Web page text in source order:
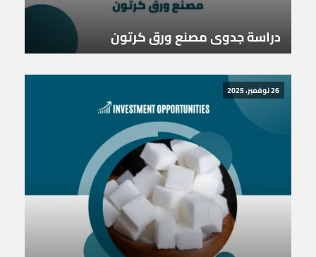
دراسة جدوى مصنع ورق كرتون
26 نوفمبر، 2025